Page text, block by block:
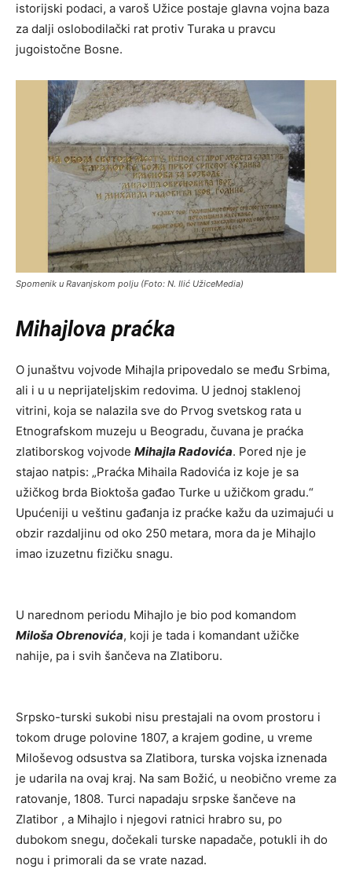
istorijski podaci, a varoš Užice postaje glavna vojna baza
za dalji oslobodilački rat protiv Turaka u pravcu
jugoistočne Bosne.
Spomenik u Ravanjskom polju (Foto: N. Ilić UžiceMedia)
Mihajlova praćka
O junaštvu vojvode Mihajla pripovedalo se među Srbima,
ali i u u neprijateljskim redovima. U jednoj staklenoj
vitrini, koja se nalazila sve do Prvog svetskog rata u
Etnografskom muzeju u Beogradu, čuvana je praćka
zlatiborskog vojvode Mihajla Radovića. Pored nje je
stajao natpis: „Praćka Mihaila Radovića iz koje je sa
užičkog brda Bioktoša gađao Turke u užičkom gradu.“
Upućeniji u veštinu gađanja iz praćke kažu da uzimajući u
obzir razdaljinu od oko 250 metara, mora da je Mihajlo
imao izuzetnu fizičku snagu.
U narednom periodu Mihajlo je bio pod komandom
Miloša Obrenovića, koji je tada i komandant užičke
nahije, pa i svih šančeva na Zlatiboru.
Srpsko-turski sukobi nisu prestajali na ovom prostoru i
tokom druge polovine 1807, a krajem godine, u vreme
Miloševog odsustva sa Zlatibora, turska vojska iznenada
je udarila na ovaj kraj. Na sam Božić, u neobično vreme za
ratovanje, 1808. Turci napadaju srpske šančeve na
Zlatibor , a Mihajlo i njegovi ratnici hrabro su, po
dubokom snegu, dočekali turske napadače, potukli ih do
nogu i primorali da se vrate nazad.